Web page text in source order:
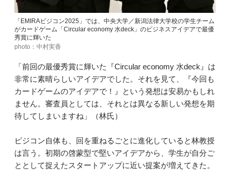
「EMIRAビジコン2025」では、中央大学／新潟法律大学校の学生チーム
がカードゲーム「Circular economy 水deck」のビジネスアイデアで最優
秀賞に輝いた
photo：中村実香
「前回の最優秀賞に輝いた『Circular economy 水deck』は
非常に素晴らしいアイデアでした。それを見て、『今回も
カードゲームのアイデアで！』という発想は安易かもしれ
ません。審査員としては、それとは異なる新しい発想を期
待してしまいますね」（林氏）
ビジコン自体も、回を重ねるごとに進化していると林教授
は言う。初期の啓蒙型で堅いアイデアから、学生が自分ご
ととして捉えたスタートアップに近い提案が増えてきた。